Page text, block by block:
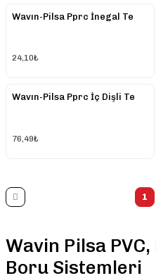
Wavın-Pilsa Pprc İnegal Te
24,10₺
Wavın-Pilsa Pprc İç Dişli Te
76,49₺
1
Wavin Pilsa PVC,
Boru Sistemleri